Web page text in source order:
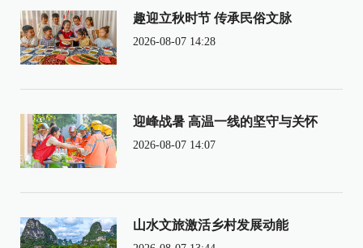
趣迎立秋时节 传承民俗文脉
2026-08-07 14:28
迎峰战暑 高温一线的坚守与关怀
2026-08-07 14:07
山水文旅激活乡村发展动能